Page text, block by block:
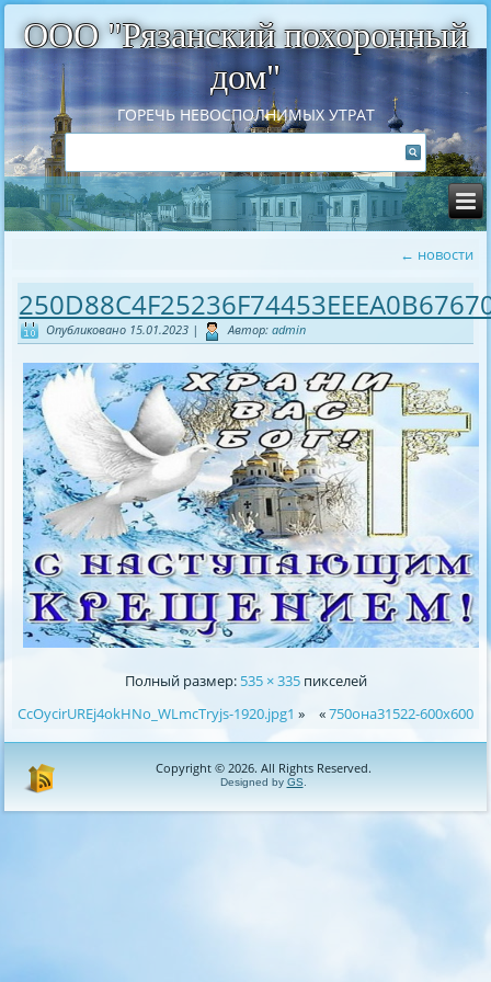
ООО "Рязанский похоронный
дом"
ГОРЕЧЬ НЕВОСПОЛНИМЫХ УТРАТ
← новости
Опубликовано 15.01.2023 | Автор: admin
Полный размер: 535 × 335пикселей
CcOycirUREj4okHNo_WLmcTryjs-1920.jpg1 » «750она31522-600x600
Copyright © 2026. All Rights Reserved.
Designed by GS